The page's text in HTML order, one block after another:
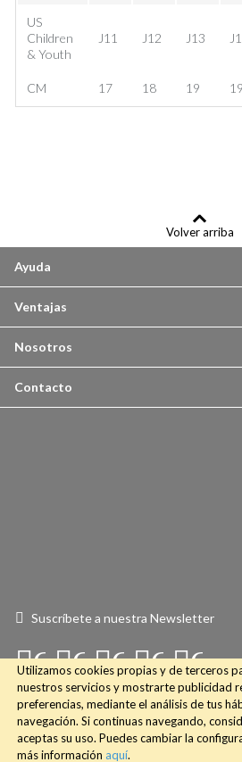
US
Children
& Youth
J11 J12 J13 J1
CM 17 18 19
Volver arriba
Ayuda
Ventajas
Nosotros
Contacto
Suscríbete a nuestra Newsletter
Connect
with
Us
on
Connect
with
Us
on
Connect
with
Us
on
with
Us
on
with
Us
on
© 2018 Desssliza3.com. Todos los derechos reservados.
Utilizamos cookies propias y de terceros
nuestros servicios y mostrarte publicidad
preferencias, mediante el análisis de tus
navegación. Si continuas navegando,
aceptas su uso. Puedes cambiar la
más información aquí.